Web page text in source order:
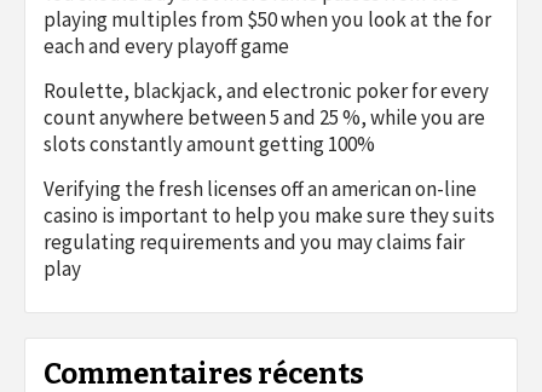
playing multiples from $50 when you look at the for
each and every playoff game
Roulette, blackjack, and electronic poker for every
count anywhere between 5 and 25 %, while you are
slots constantly amount getting 100%
Verifying the fresh licenses off an american on-line
casino is important to help you make sure they suits
regulating requirements and you may claims fair
play
Commentaires récents